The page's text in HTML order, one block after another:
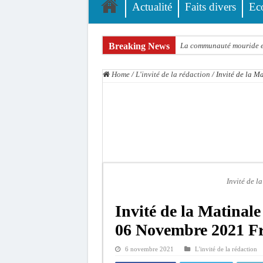
Actualité Faits divers
Breaking News La communauté mouride
SENELEC : La torche
Électrification rurale :
Home / L'invité de la rédaction / Invité de la
Invité de
Invité de la
06 Novembre 2021
6 novembre 2021 L'invité de la rédaction